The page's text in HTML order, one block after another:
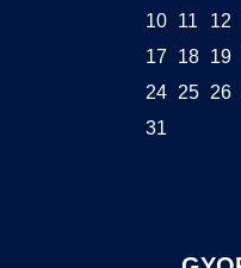
10
11 12
17
18 19
24
25 26
31